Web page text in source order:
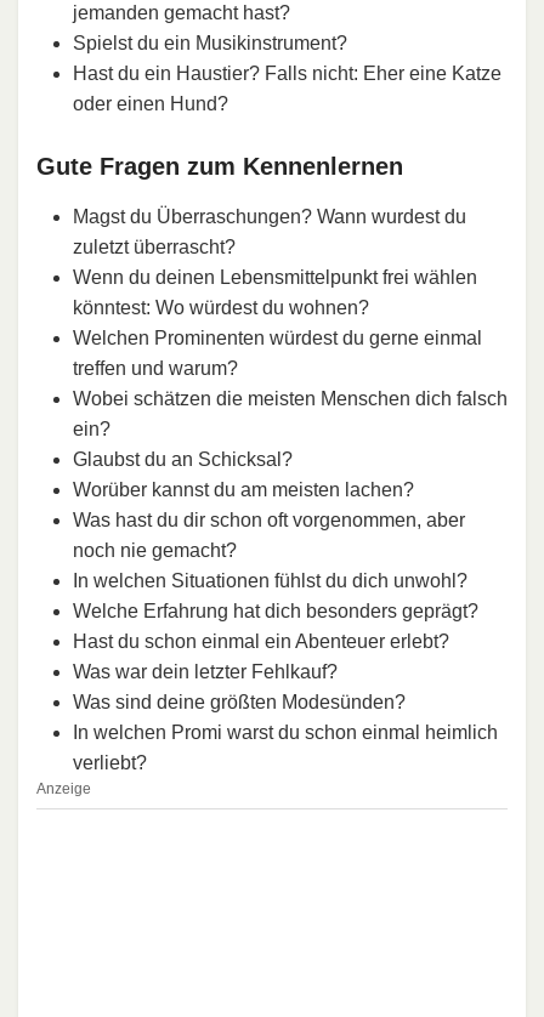
jemanden gemacht hast?
Spielst du ein Musikinstrument?
Hast du ein Haustier? Falls nicht: Eher eine Katze
oder einen Hund?
Gute Fragen zum Kennenlernen
Magst du Überraschungen? Wann wurdest du
zuletzt überrascht?
Wenn du deinen Lebensmittelpunkt frei wählen
könntest: Wo würdest du wohnen?
Welchen Prominenten würdest du gerne einmal
treffen und warum?
Wobei schätzen die meisten Menschen dich falsch
ein?
Glaubst du an Schicksal?
Worüber kannst du am meisten lachen?
Was hast du dir schon oft vorgenommen, aber
noch nie gemacht?
In welchen Situationen fühlst du dich unwohl?
Welche Erfahrung hat dich besonders geprägt?
Hast du schon einmal ein Abenteuer erlebt?
Was war dein letzter Fehlkauf?
Was sind deine größten Modesünden?
In welchen Promi warst du schon einmal heimlich
verliebt?
Anzeige